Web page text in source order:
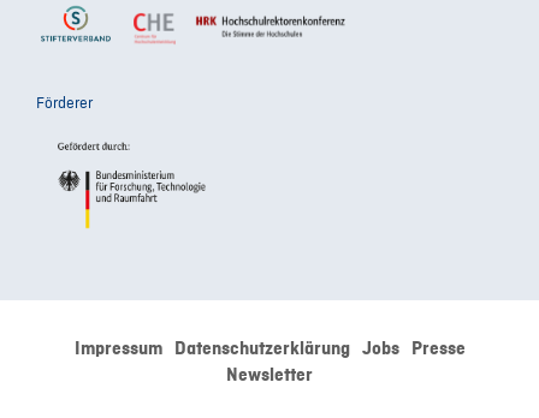
Förderer
Impressum Datenschutzerklärung Jobs
Presse
Newsletter